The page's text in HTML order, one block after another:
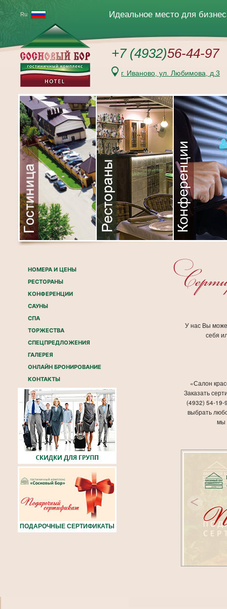
Перейти
к
содержимому
Ru Идеальное место для
г. Иваново, ул. Любимова, д.3
+7 (4932)56-44-97
У нас Вы
себя
«Салон
Заказать
(4932) 54-19-
выбрать
мы
<
НОМЕРА И ЦЕНЫ
РЕСТОРАНЫ
КОНФЕРЕНЦИИ
САУНЫ
СПА
ТОРЖЕСТВА
СПЕЦПРЕДЛОЖЕНИЯ
ГАЛЕРЕЯ
ОНЛАЙН БРОНИРОВАНИЕ
КОНТАКТЫ
ПОДАРОЧНЫЕ СЕРТИФИКАТЫ